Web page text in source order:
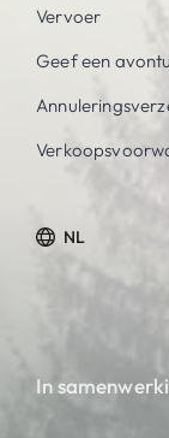
Vervoer
Geef een
NL
In